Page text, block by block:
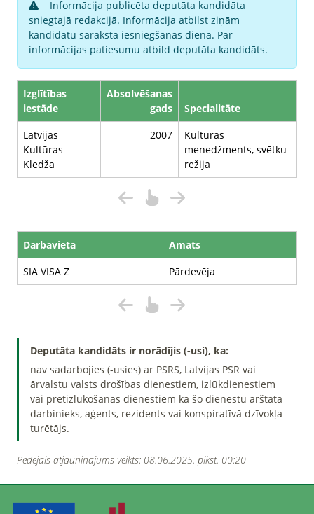
Informācija publicēta deputāta kandidāta
sniegtajā redakcijā. Informācija atbilst ziņām
kandidātu saraksta iesniegšanas dienā. Par
informācijas patiesumu atbild deputāta kandidāts.
Izglītības
iestāde
Absolvēšanas
gads
Specialitāte
Latvijas
Kultūras
Kledža
2007
Kultūras
menedžments, svētku
režija
Darbavieta
Amats
SIA VISA Z
Pārdevēja
Deputāta kandidāts ir norādījis (-usi), ka:
nav sadarbojies (-usies) ar PSRS, Latvijas PSR vai
ārvalstu valsts drošības dienestiem, izlūkdienestiem
vai pretizlūkošanas dienestiem kā šo dienestu ārštata
darbinieks, aģents, rezidents vai konspiratīvā dzīvokļa
turētājs.
Pēdējais atjauninājums veikts: 08.06.2025. plkst. 00:20